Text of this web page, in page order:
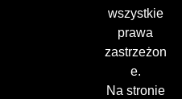
wszystkie
prawa
zastrzeżon
e.
Na stronie